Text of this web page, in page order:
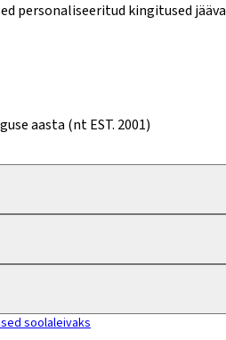
soolaleivaks
personaliseeritud kingitused
aasta (nt EST. 2001)